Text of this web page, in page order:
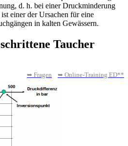
d. h. bei einer Druckminderung
einer der Ursachen für eine
in kalten Gewässern.
Taucher
➥ Fragen ➥ Online-Training ED**